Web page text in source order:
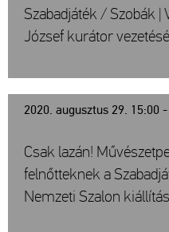
Szabadjáték / Szobák
József kurátor
2020. augusztus 29. 15:00
Csak lazán!
felnőtteknek a
Nemzeti Szalon